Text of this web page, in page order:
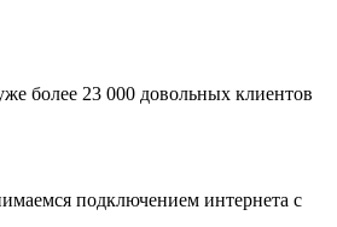
более 23 000 довольных клиентов
подключением интернета с